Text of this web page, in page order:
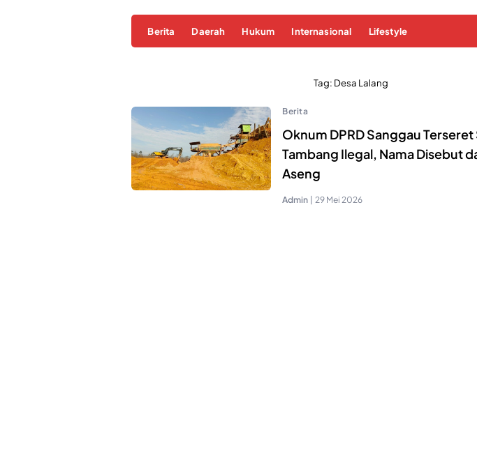
Berita Daerah Hukum Internasional Lifestyle
Tag: Desa Lalang
Berita
Oknum DPRD Sanggau Terseret
Tambang Ilegal, Nama Disebut
Aseng
Admin 29 Mei 2026